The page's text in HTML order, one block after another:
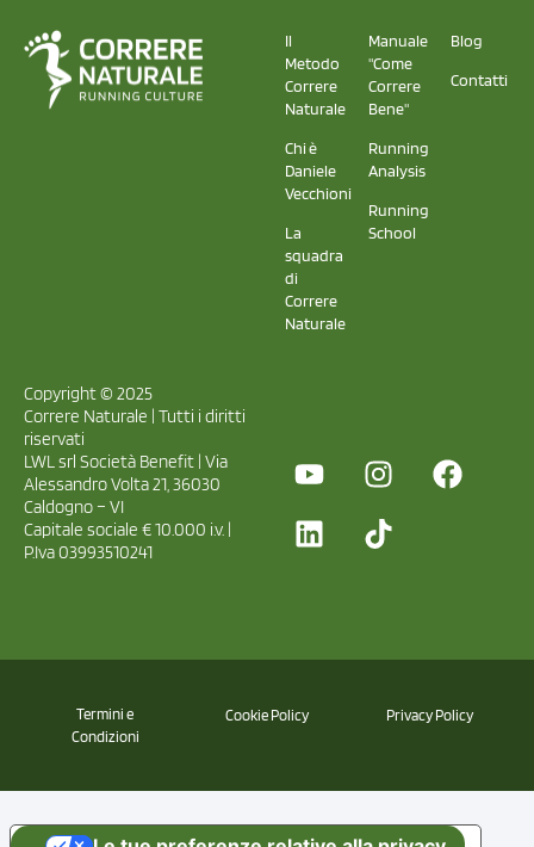
Il
Metodo
Correre
Naturale
Chi è
Daniele
Vecchioni
La
squadra
di
Correre
Naturale
Manuale
"Come
Correre
Bene"
Running
Analysis
Running
School
Blog
Contatti
Copyright © 2025
Correre Naturale | Tutti i diritti
riservati
LWL srl Società Benefit | Via
Alessandro Volta 21, 36030
Caldogno – VI
Capitale sociale € 10.000 i.v. |
P.Iva 03993510241
Termini e
Condizioni
Cookie Policy Privacy Policy